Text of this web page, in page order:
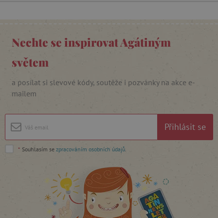
Nechte se inspirovat Agátiným
světem
a posílat si slevové kódy, soutěže i pozvánky na akce e-
mailem
Přihlásit se
* Souhlasím se zpracováním osobních údajů.
CookieScriptConsent
CookieScript